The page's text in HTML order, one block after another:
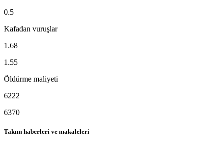
0.5
Kafadan vuruşlar
1.68
1.55
Öldürme maliyeti
6222
6370
Takım haberleri ve makaleleri